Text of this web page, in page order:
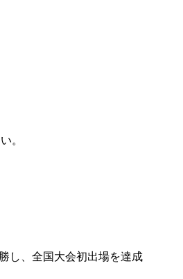
。
し、全国大会初出場を達成